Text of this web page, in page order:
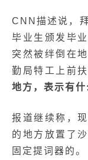
CNN描述说，
毕业生颁发毕
突然被绊倒在
勤局特工上前
地方，表示有
报道继续称，
的地方放置了
固定提词器的。